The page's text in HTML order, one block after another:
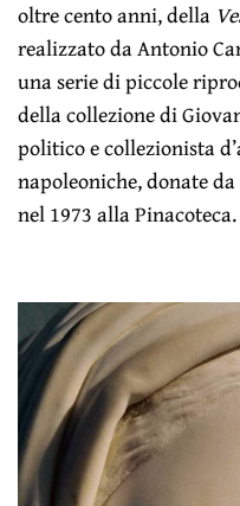
oltre cento anni, della
realizzato da Antonio
una serie di piccole
della collezione di
politico e collezionista
napoleoniche, donate
nel 1973 alla Pinacoteca.